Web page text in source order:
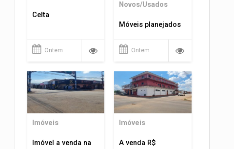
Celta
Ontem
Novos/Usados
Móveis planejados
Ontem
Imóveis
Imóvel a venda na
Imóveis
A venda R$